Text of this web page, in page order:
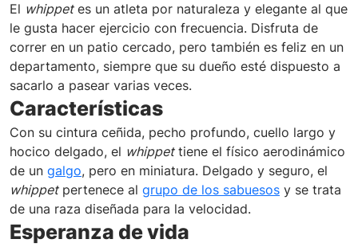
El whippetes un atleta por naturaleza y elegante al que
le gusta hacer ejercicio con frecuencia. Disfruta de
correr en un patio cercado, pero también es feliz en un
departamento, siempre que su dueño esté dispuesto a
sacarlo a pasear varias veces.
Características
Con su cintura ceñida, pecho profundo, cuello largo y
hocico delgado, el whippettiene el físico aerodinámico
de un galgo, pero en miniatura. Delgado y seguro, el
whippetpertenece al grupo de los sabuesos y se trata
de una raza diseñada para la velocidad.
Esperanza de vida